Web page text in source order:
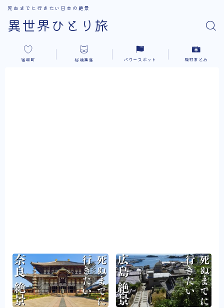
異世界ひとり旅
死ぬまでに行きたい日本の絶景
宿場町 秘境集落 パワースポット 機材まとめ